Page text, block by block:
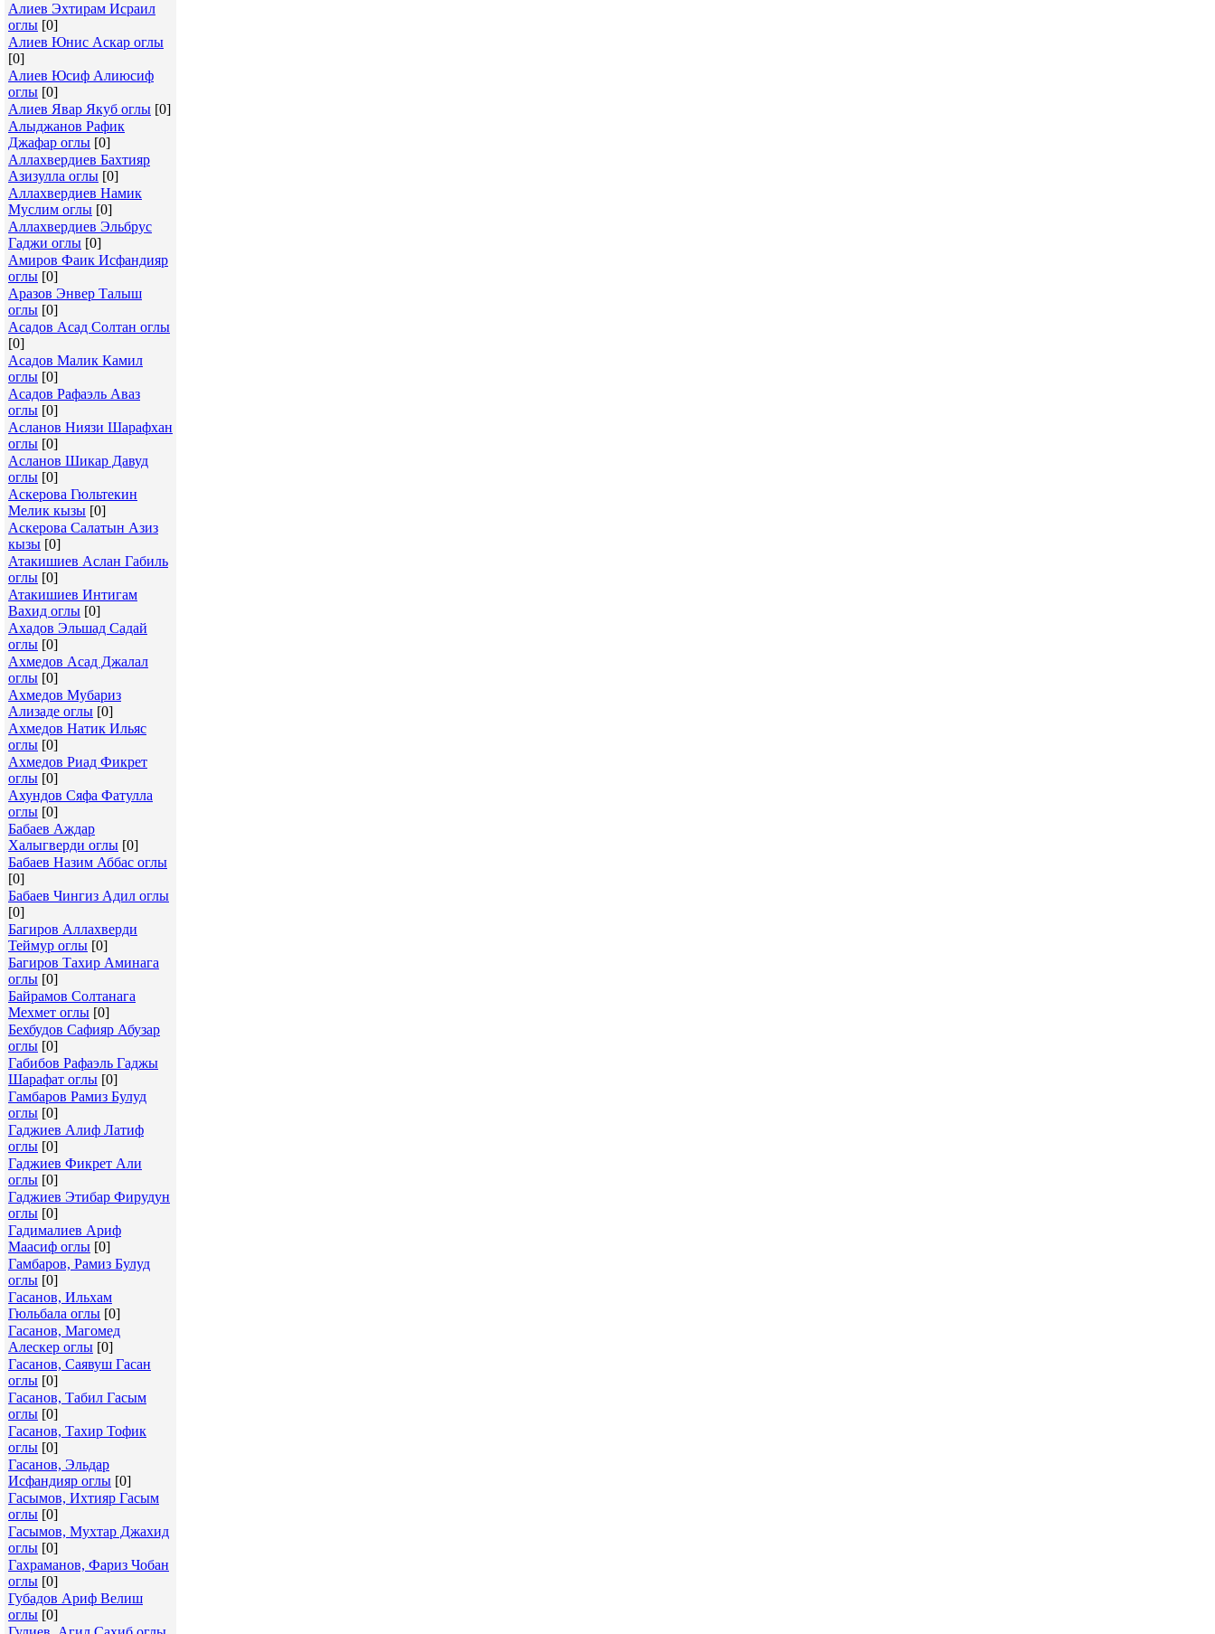
Алиев Эхтирам Исраил
оглы [0]
Алиев Юнис Аскар оглы
[0]
Алиев Юсиф Алиюсиф
оглы [0]
Алиев Явар Якуб оглы [0]
Алыджанов Рафик
Джафар оглы [0]
Аллахвердиев Бахтияр
Азизулла оглы [0]
Аллахвердиев Намик
Муслим оглы [0]
Аллахвердиев Эльбрус
Гаджи оглы [0]
Амиров Фаик Исфандияр
оглы [0]
Аразов Энвер Талыш
оглы [0]
Асадов Асад Солтан оглы
[0]
Асадов Малик Камил
оглы [0]
Асадов Рафаэль Аваз
оглы [0]
Асланов Ниязи Шарафхан
оглы [0]
Асланов Шикар Давуд
оглы [0]
Аскерова Гюльтекин
Мелик кызы [0]
Аскерова Салатын Азиз
кызы [0]
Атакишиев Аслан Габиль
оглы [0]
Атакишиев Интигам
Вахид оглы [0]
Ахадов Эльшад Садай
оглы [0]
Ахмедов Асад Джалал
оглы [0]
Ахмедов Мубариз
Ализаде оглы [0]
Ахмедов Натик Ильяс
оглы [0]
Ахмедов Риад Фикрет
оглы [0]
Ахундов Сяфа Фатулла
оглы [0]
Бабаев Аждар
Халыгверди оглы [0]
Бабаев Назим Аббас оглы
[0]
Бабаев Чингиз Адил оглы
[0]
Багиров Аллахверди
Теймур оглы [0]
Багиров Тахир Аминага
оглы [0]
Байрамов Солтанага
Мехмет оглы [0]
Бехбудов Сафияр Абузар
оглы [0]
Габибов Рафаэль Гаджы
Шарафат оглы [0]
Гамбаров Рамиз Булуд
оглы [0]
Гаджиев Алиф Латиф
оглы [0]
Гаджиев Фикрет Али
оглы [0]
Гаджиев Этибар Фирудун
оглы [0]
Гадималиев Ариф
Маасиф оглы [0]
Гамбаров, Рамиз Булуд
оглы [0]
Гасанов, Ильхам
Гюльбала оглы [0]
Гасанов, Магомед
Алескер оглы [0]
Гасанов, Саявуш Гасан
оглы [0]
Гасанов, Табил Гасым
оглы [0]
Гасанов, Тахир Тофик
оглы [0]
Гасанов, Эльдар
Исфандияр оглы [0]
Гасымов, Ихтияр Гасым
оглы [0]
Гасымов, Мухтар Джахид
оглы [0]
Гахраманов, Фариз Чобан
оглы [0]
Губадов Ариф Велиш
оглы [0]